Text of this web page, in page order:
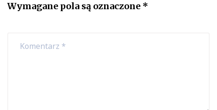
Wymagane pola są oznaczone *